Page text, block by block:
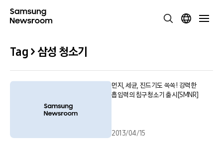
Tag > 삼성 청소기
먼지, 세균, 진드기도 쏙쏙! 강력한
흡입력의 침구청소기 출시[SMNR]
2013/04/15